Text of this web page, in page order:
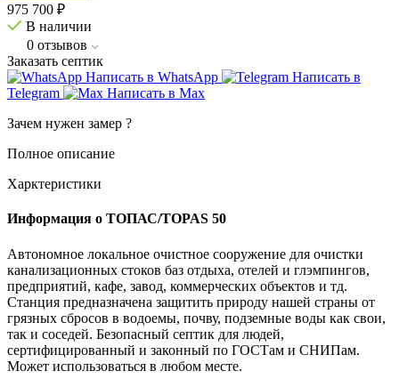
975 700 ₽
В наличии
0 отзывов
Заказать септик
Написать в WhatsApp
Написать в
Telegram
Написать в Max
Зачем нужен замер ?
Полное описание
Харктеристики
Информация о ТОПАС/TOPAS 50
Автономное локальное очистное сооружение для очистки
канализационных стоков баз отдыха, отелей и глэмпингов,
предприятий, кафе, завод, коммерческих объектов и тд.
Станция предназначена защитить природу нашей страны от
грязных сбросов в водоемы, почву, подземные воды как свои,
так и соседей. Безопасный септик для людей,
сертифицированный и законный по ГОСТам и СНИПам.
Может использоваться в любом месте.